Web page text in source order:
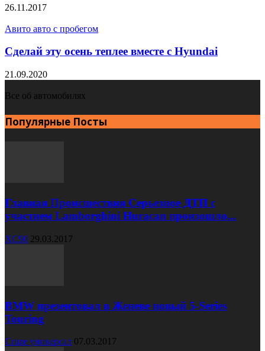
26.11.2017
Авито авто с пробегом
Сделай эту осень теплее вместе с Hyundai
21.09.2020
Все об автомобилях
Популярные Посты
Главная Происшествия Серьезное ДТП с
участием Lamborghini Huracan произошло...
XC90 29.03.2017
BMW презентовал в Женеве новый 5-Series
Touring
Cruze универсал 07.03.2017